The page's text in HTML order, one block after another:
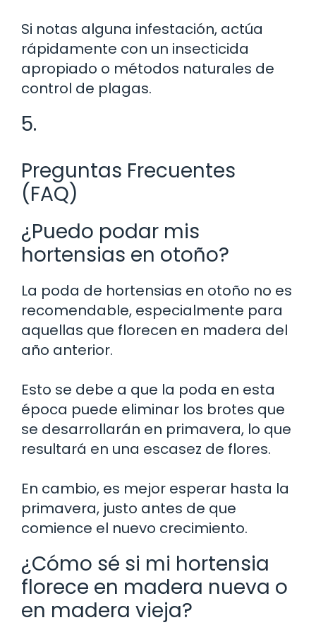
Si notas alguna infestación, actúa
rápidamente con un insecticida
apropiado o métodos naturales de
control de plagas.
5.
Preguntas Frecuentes
(FAQ)
¿Puedo podar mis
hortensias en otoño?
La poda de hortensias en otoño no es
recomendable, especialmente para
aquellas que florecen en madera del
año anterior.
Esto se debe a que la poda en esta
época puede eliminar los brotes que
se desarrollarán en primavera, lo que
resultará en una escasez de flores.
En cambio, es mejor esperar hasta la
primavera, justo antes de que
comience el nuevo crecimiento.
¿Cómo sé si mi hortensia
florece en madera nueva o
en madera vieja?